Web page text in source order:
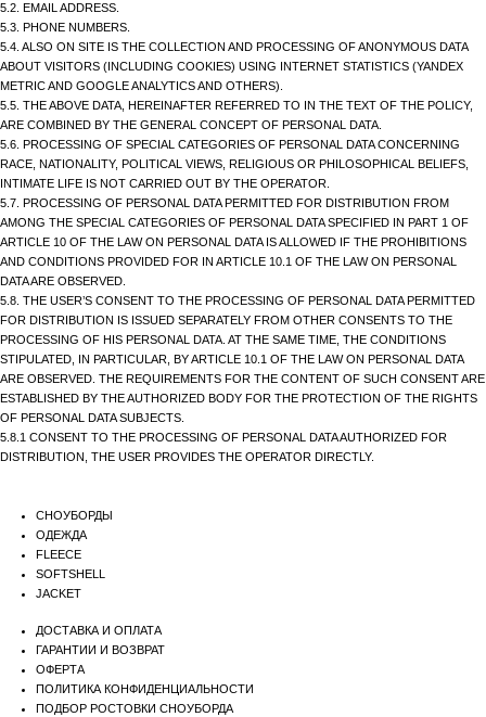
5.2. EMAIL ADDRESS.
5.3. PHONE NUMBERS.
5.4. ALSO ON SITE IS THE COLLECTION AND PROCESSING OF ANONYMOUS DATA
ABOUT VISITORS (INCLUDING COOKIES) USING INTERNET STATISTICS (YANDEX
METRIC AND GOOGLE ANALYTICS AND OTHERS).
5.5. THE ABOVE DATA, HEREINAFTER REFERRED TO IN THE TEXT OF THE POLICY,
ARE COMBINED BY THE GENERAL CONCEPT OF PERSONAL DATA.
5.6. PROCESSING OF SPECIAL CATEGORIES OF PERSONAL DATA CONCERNING
RACE, NATIONALITY, POLITICAL VIEWS, RELIGIOUS OR PHILOSOPHICAL BELIEFS,
INTIMATE LIFE IS NOT CARRIED OUT BY THE OPERATOR.
5.7. PROCESSING OF PERSONAL DATA PERMITTED FOR DISTRIBUTION FROM
AMONG THE SPECIAL CATEGORIES OF PERSONAL DATA SPECIFIED IN PART 1 OF
ARTICLE 10 OF THE LAW ON PERSONAL DATA IS ALLOWED IF THE PROHIBITIONS
AND CONDITIONS PROVIDED FOR IN ARTICLE 10.1 OF THE LAW ON PERSONAL
DATA ARE OBSERVED.
5.8. THE USER’S CONSENT TO THE PROCESSING OF PERSONAL DATA PERMITTED
FOR DISTRIBUTION IS ISSUED SEPARATELY FROM OTHER CONSENTS TO THE
PROCESSING OF HIS PERSONAL DATA. AT THE SAME TIME, THE CONDITIONS
STIPULATED, IN PARTICULAR, BY ARTICLE 10.1 OF THE LAW ON PERSONAL DATA
ARE OBSERVED. THE REQUIREMENTS FOR THE CONTENT OF SUCH CONSENT ARE
ESTABLISHED BY THE AUTHORIZED BODY FOR THE PROTECTION OF THE RIGHTS
OF PERSONAL DATA SUBJECTS.
5.8.1 CONSENT TO THE PROCESSING OF PERSONAL DATA AUTHORIZED FOR
DISTRIBUTION, THE USER PROVIDES THE OPERATOR DIRECTLY.
СНОУБОРДЫ
ОДЕЖДА
FLEECE
SOFTSHELL
JACKET
ДОСТАВКА И ОПЛАТА
ГАРАНТИИ И ВОЗВРАТ
ОФЕРТА
ПОЛИТИКА КОНФИДЕНЦИАЛЬНОСТИ
ПОДБОР РОСТОВКИ СНОУБОРДА